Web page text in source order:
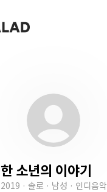
한 소년의 이야기
2019 · 솔로 · 남성 · 인디음악